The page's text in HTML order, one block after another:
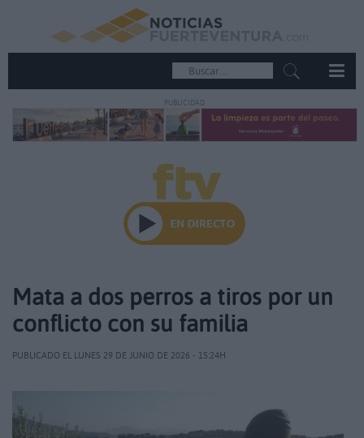
PUBLICIDAD
Mata a dos perros a tiros por un
conflicto con su familia
PUBLICADO EL LUNES 29 DE JUNIO DE 2026 - 15:24H